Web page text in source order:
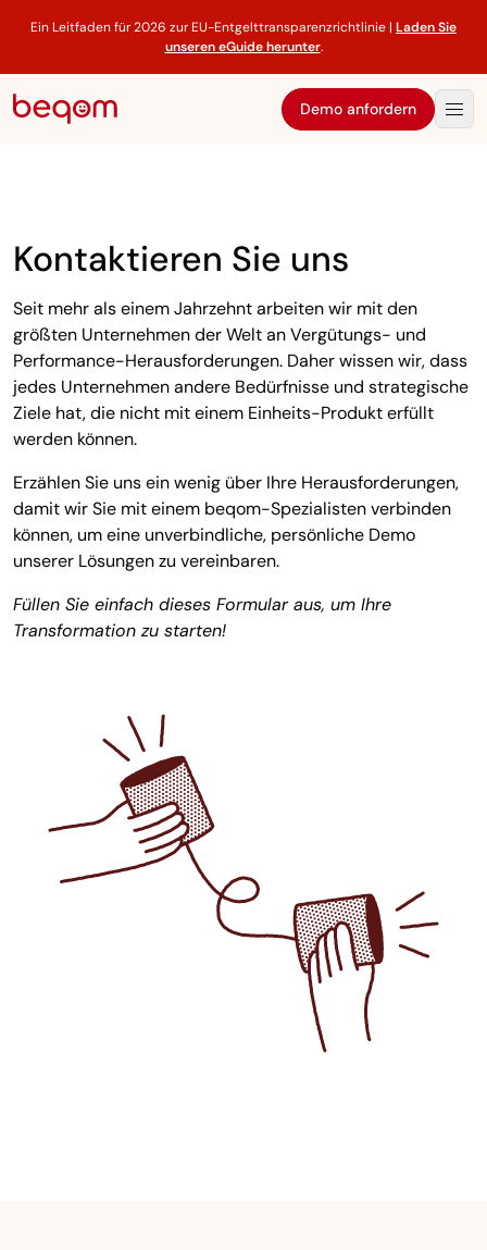
Ein Leitfaden für 2026 zur EU-Entgelttransparenzrichtlinie | Laden Sie
unseren eGuide herunter.
Demo anfordern
Kontaktieren Sie uns
Seit mehr als einem Jahrzehnt arbeiten wir mit den
größten Unternehmen der Welt an Vergütungs- und
Performance-Herausforderungen. Daher wissen wir, dass
jedes Unternehmen andere Bedürfnisse und strategische
Ziele hat, die nicht mit einem Einheits-Produkt erfüllt
werden können.
Erzählen Sie uns ein wenig über Ihre Herausforderungen,
damit wir Sie mit einem beqom-Spezialisten verbinden
können, um eine unverbindliche, persönliche Demo
unserer Lösungen zu vereinbaren.
Füllen Sie einfach dieses Formular aus, um Ihre
Transformation zu starten!